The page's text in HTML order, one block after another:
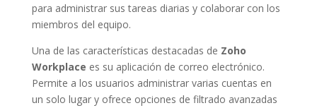
para administrar sus tareas diarias y colaborar con los
miembros del equipo.
Una de las características destacadas de Zoho
Workplace es su aplicación de correo electrónico.
Permite a los usuarios administrar varias cuentas en
un solo lugar y ofrece opciones de filtrado avanzadas